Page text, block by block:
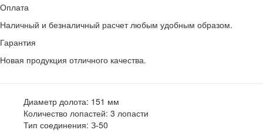
Оплата
Наличный и безналичный расчет любым удобным образом.
Гарантия
Новая продукция отличного качества.
Диаметр долота: 151 мм
Количество лопастей: 3 лопасти
Тип соединения: З-50